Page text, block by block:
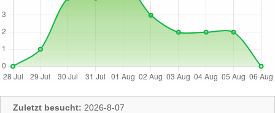
Zuletzt besucht: 2026-8-07